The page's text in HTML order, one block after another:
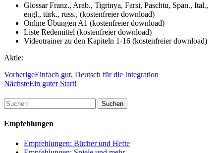
Glossar Franz., Arab., Tigrinya, Farsi, Paschtu, Span., Ital.,
engl., türk., russ., (kostenfreier download)
Online Übungen A1 (kostenfreier download)
Liste Redemittel (kostenfreier download)
Videotrainer zu den Kapiteln 1-16 (kostenfreier download)
Aktie:
VorherigeEinfach gut, Deutsch für die Integration
NächsteEin guter Start!
Suchen
nach:
Empfehlungen
Empfehlungen: Bücher und Hefte